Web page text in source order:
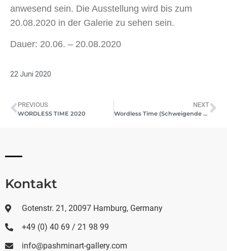
anwesend sein. Die Ausstellung wird bis zum
20.08.2020 in der Galerie zu sehen sein.
Dauer: 20.06. – 20.08.2020
22 Juni 2020
PREVIOUS
WORDLESS TIME 2020
NEXT
Wordless Time (Schweigende Zeit) | Pashmin Art Gallery Hamburg | — 岁月 失语 | 20.06.20 – 20.08.20
Kontakt
Gotenstr. 21, 20097 Hamburg, Germany
+49 (0) 40 69 / 21 98 99
info@pashminart-gallery.com